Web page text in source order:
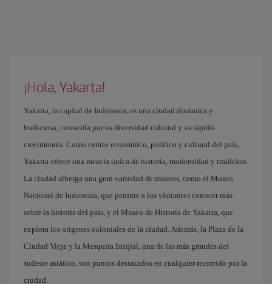
¡Hola, Yakarta!
Yakarta, la capital de Indonesia, es una ciudad dinámica y
bulliciosa, conocida por su diversidad cultural y su rápido
crecimiento. Como centro económico, político y cultural del país,
Yakarta ofrece una mezcla única de historia, modernidad y tradición.
La ciudad alberga una gran variedad de museos, como el Museo
Nacional de Indonesia, que permite a los visitantes conocer más
sobre la historia del país, y el Museo de Historia de Yakarta, que
explora los orígenes coloniales de la ciudad. Además, la Plaza de la
Ciudad Vieja y la Mesquita Istiqlal, una de las más grandes del
sudeste asiático, son puntos destacados en cualquier recorrido por la
ciudad.